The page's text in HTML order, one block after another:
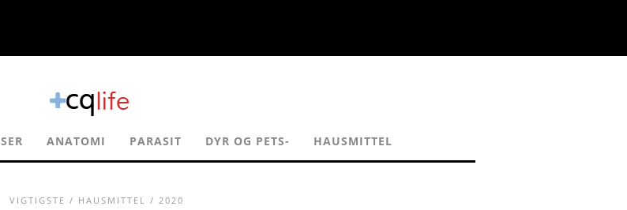
ANATOMI PARASIT DYR OG PETS- HAUSMITTEL
VIGTIGSTE / HAUSMITTEL / 2020